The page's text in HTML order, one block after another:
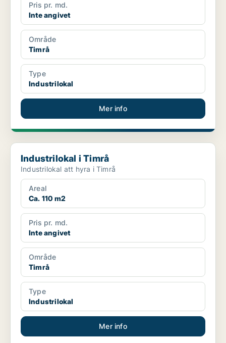
Pris pr. md.
Inte angivet
Område
Timrå
Type
Industrilokal
Mer info
Industrilokal i Timrå
Industrilokal i Timrå
Industrilokal att hyra i Timrå
Areal
Ca. 110 m2
Pris pr. md.
Inte angivet
Område
Timrå
Type
Industrilokal
Mer info